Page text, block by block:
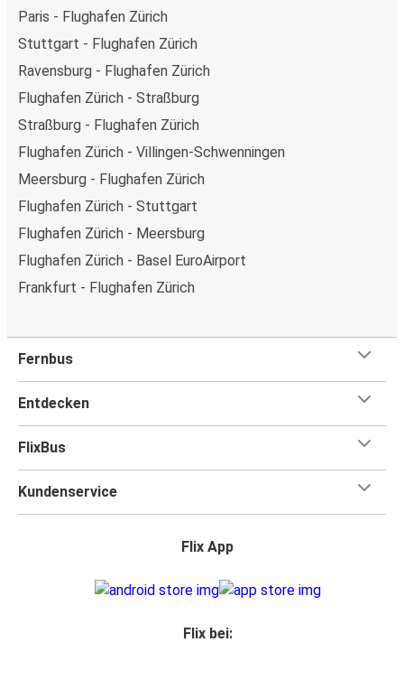
Paris - Flughafen Zürich
Stuttgart - Flughafen Zürich
Ravensburg - Flughafen Zürich
Flughafen Zürich - Straßburg
Straßburg - Flughafen Zürich
Flughafen Zürich - Villingen-Schwenningen
Meersburg - Flughafen Zürich
Flughafen Zürich - Stuttgart
Flughafen Zürich - Meersburg
Flughafen Zürich - Basel EuroAirport
Frankfurt - Flughafen Zürich
Fernbus
Entdecken
FlixBus
Kundenservice
Flix App
Flix bei: